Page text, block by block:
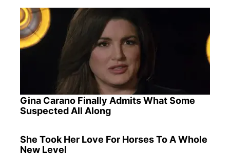
Gina Carano Finally Admits What Some
Suspected All Along
She Took Her Love For Horses To A Whole
New Level